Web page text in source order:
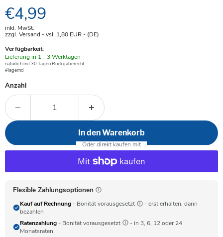
Aktueller Preis
€4,99
inkl. MwSt.
zzgl. Versand - vsl. 1,80 EUR- (DE)
Verfügbarkeit:
Verfügbar
-
Lieferung in 1 - 3 Werktagen
natürlich mit 30 Tagen Rückgaberecht
#lagernd
Anzahl
In den Warenkorb
Flexible Zahlungsoptionen
Kauf auf Rechnung - Bonität vorausgesetzt
- erst erhalten, dann
bezahlen
Ratenzahlung - Bonität vorausgesetzt
- in 3, 6, 12 oder 24
Monatsraten